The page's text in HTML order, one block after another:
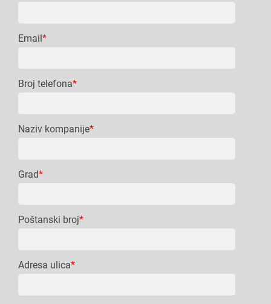
Email *
Broj telefona*
Naziv kompanije*
Grad*
Poštanski broj*
Adresa ulica*